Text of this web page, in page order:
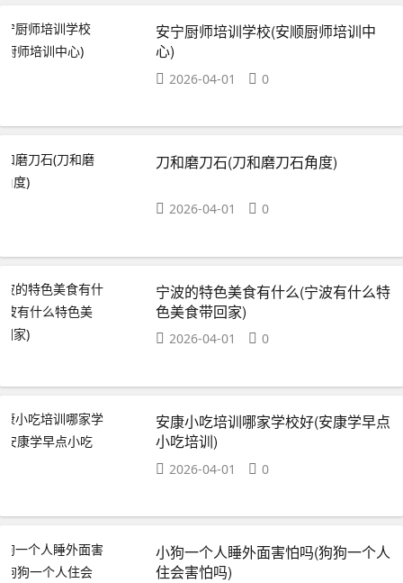
安宁厨师培训学校(安顺厨师培训中
心)
2026-04-01 0
刀和磨刀石(刀和磨刀石角度)
2026-04-01 0
宁波的特色美食有什么(宁波有什么特
色美食带回家)
2026-04-01 0
安康小吃培训哪家学校好(安康学早点
小吃培训)
2026-04-01 0
小狗一个人睡外面害怕吗(狗狗一个人
住会害怕吗)